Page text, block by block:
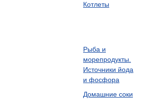
Котлеты
Рыба и
морепродукты.
Источники йода
и фосфора
Домашние соки